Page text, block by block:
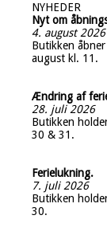
NYHEDER
Nyt om
4. august 2026
Butikken
august kl. 11.
Ændring af
28. juli 2026
Butikken
30 & 31.
Ferielukning.
7. juli 2026
Butikken
30.